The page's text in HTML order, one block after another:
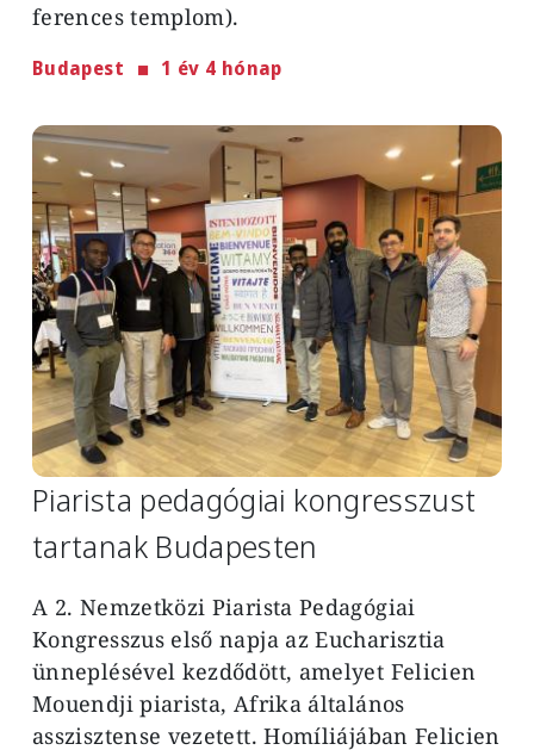
ferences templom).
Budapest 1 év 4 hónap
Image
Piarista pedagógiai kongresszust
tartanak Budapesten
A 2. Nemzetközi Piarista Pedagógiai
Kongresszus első napja az Eucharisztia
ünneplésével kezdődött, amelyet Felicien
Mouendji piarista, Afrika általános
asszisztense vezetett. Homíliájában Felicien